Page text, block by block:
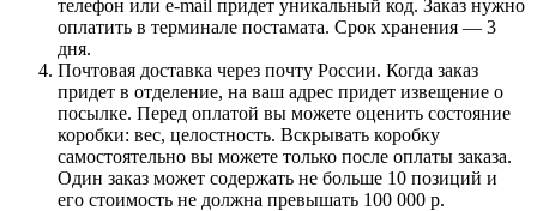
телефон или e-mail придет уникальный код. Заказ нужно
оплатить в терминале постамата. Срок хранения — 3
дня.
Почтовая доставка через почту России. Когда заказ
придет в отделение, на ваш адрес придет извещение о
посылке. Перед оплатой вы можете оценить состояние
коробки: вес, целостность. Вскрывать коробку
самостоятельно вы можете только после оплаты заказа.
Один заказ может содержать не больше 10 позиций и
его стоимость не должна превышать 100 000 р.